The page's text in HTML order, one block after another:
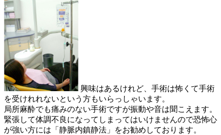
興味はあるけれど、手術は怖くて手術
を受けれれないという方もいらっしゃいます。
局所麻酔でも痛みのない手術ですが振動や音は聞こえます。
緊張して体調不良になってしまってはいけませんので恐怖心
が強い方には「静脈内鎮静法」をお勧めしております。